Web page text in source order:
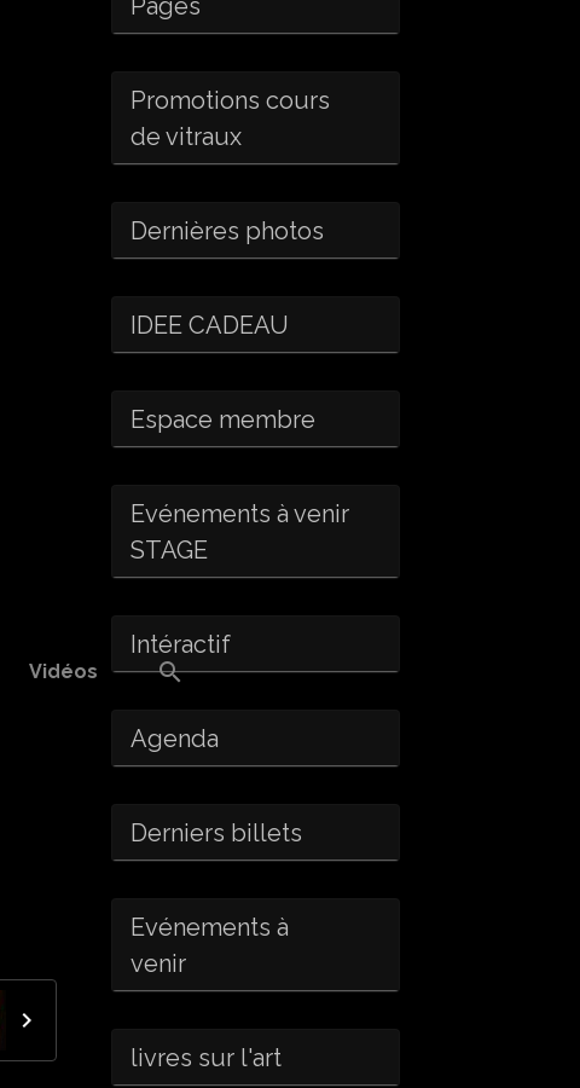
Vidéos
Promotions cours
de vitraux
Dernières photos
IDEE CADEAU
Espace membre
Evénements à venir
STAGE
Intéractif
Agenda
Derniers billets
Evénements à
venir
livres sur l'art